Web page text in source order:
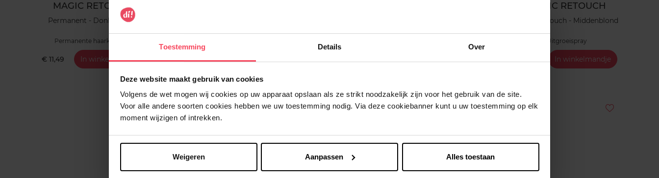
Toestemming Details Over
Deze website maakt gebruik van cookies
Volgens de wet mogen wij cookies op uw apparaat opslaan als ze strikt noodzakelijk zijn voor het gebruik van de site.
Voor alle andere soorten cookies hebben we uw toestemming nodig. Via deze cookiebanner kunt u uw toestemming op elk
moment wijzigen of intrekken.
Weigeren Aanpassen Alles toestaan
MAGIC RETOUCH
Permanent - Donkerbruin
Permanente haarkleuring
€ 11,49 In winkelmandje € 11,49 In winkelmandje
MAGIC RETOUCH
Magic Retouch - Middenblond
Uitgroeispray
In winkelmandje